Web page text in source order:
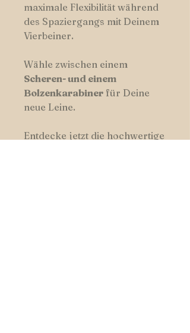
maximale Flexibilität während
des Spaziergangs mit Deinem
Vierbeiner.
Wähle zwischen einem
Scheren- und einem
Bolzenkarabiner für Deine
neue Leine.
Entdecke jetzt die hochwertige